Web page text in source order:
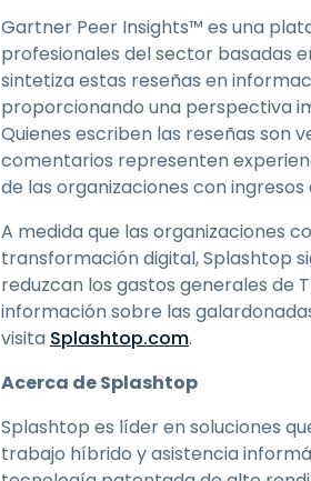
Gartner Peer Insights™ es una
profesionales del sector basadas
sintetiza estas reseñas en
proporcionando una perspectiva
Quienes escriben las reseñas son
comentarios representen
de las organizaciones con
A medida que las organizaciones
transformación digital, Splashtop
reduzcan los gastos generales de
información sobre las
visita Splashtop.com.
Acerca de Splashtop
Splashtop es líder en soluciones
trabajo híbrido y asistencia